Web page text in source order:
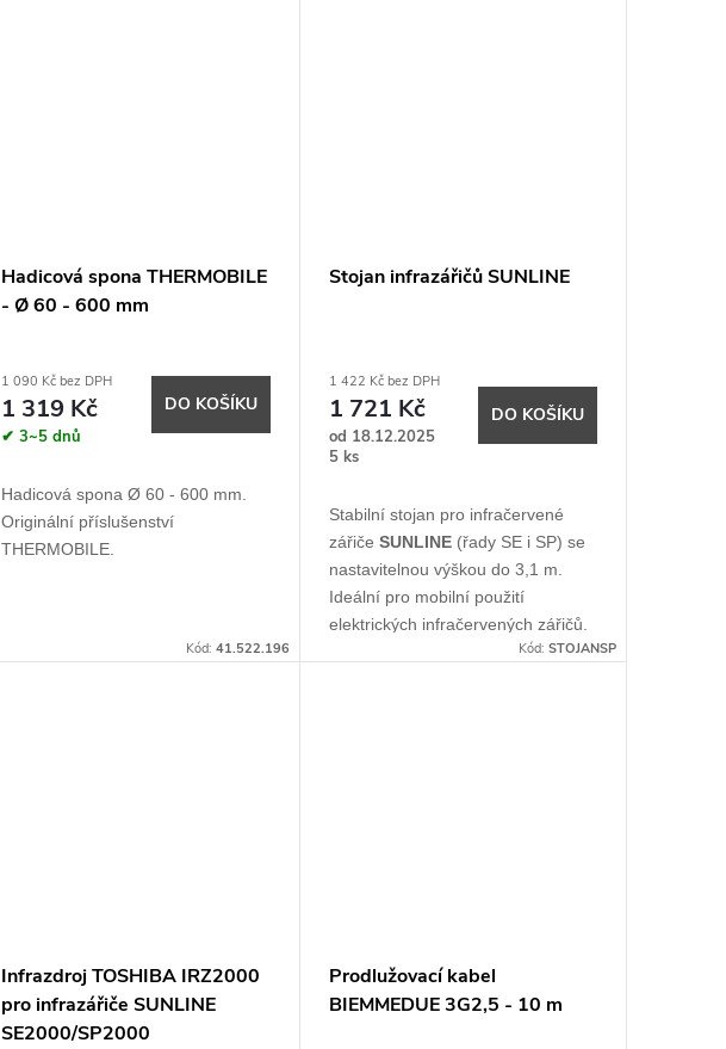
Hadicová spona THERMOBILE
- Ø 60 - 600 mm
1 090 Kč bez DPH
1 319 Kč
✔ 3~5 dnů
DO KOŠÍKU
Hadicová spona Ø 60 - 600 mm.
Originální příslušenství
THERMOBILE.
Kód: 41.522.196
Stojan infrazářičů SUNLINE
1 422 Kč bez DPH
1 721 Kč
od 18.12.2025
5 ks
DO KOŠÍKU
Stabilní stojan pro infračervené
zářiče SUNLINE (řady SE i SP) se
nastavitelnou výškou do 3,1 m.
Ideální pro mobilní použití
elektrických infračervených zářičů.
Kód: STOJANSP
Infrazdroj TOSHIBA IRZ2000
pro infrazářiče SUNLINE
SE2000/SP2000
Prodlužovací kabel
BIEMMEDUE 3G2,5 - 10 m